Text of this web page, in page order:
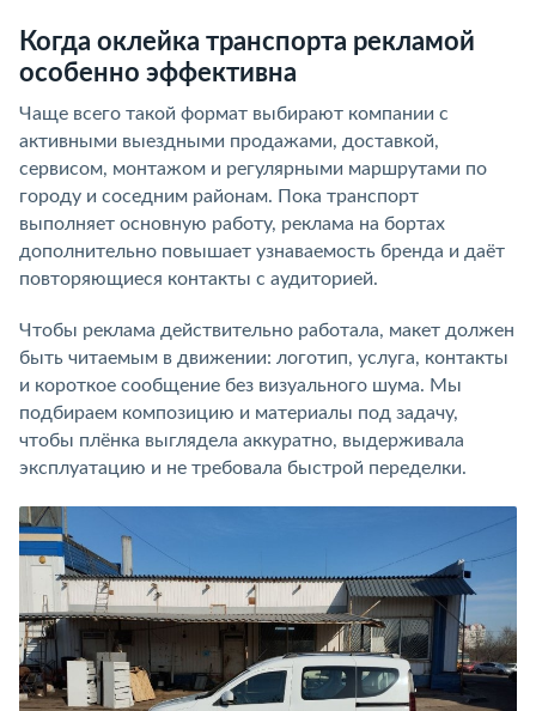
Когда оклейка транспорта рекламой
особенно эффективна
Чаще всего такой формат выбирают компании с
активными выездными продажами, доставкой,
сервисом, монтажом и регулярными маршрутами по
городу и соседним районам. Пока транспорт
выполняет основную работу, реклама на бортах
дополнительно повышает узнаваемость бренда и даёт
повторяющиеся контакты с аудиторией.
Чтобы реклама действительно работала, макет должен
быть читаемым в движении: логотип, услуга, контакты
и короткое сообщение без визуального шума. Мы
подбираем композицию и материалы под задачу,
чтобы плёнка выглядела аккуратно, выдерживала
эксплуатацию и не требовала быстрой переделки.